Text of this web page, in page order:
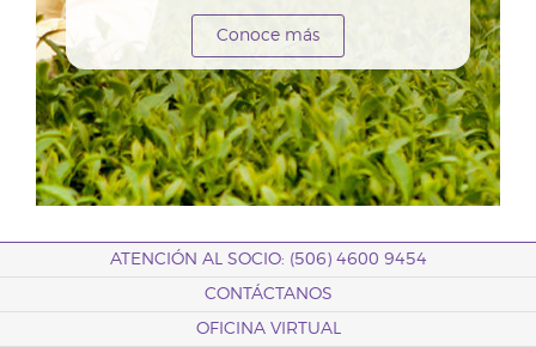
Conoce más
ATENCIÓN AL SOCIO: (506) 4600 9454
CONTÁCTANOS
OFICINA VIRTUAL